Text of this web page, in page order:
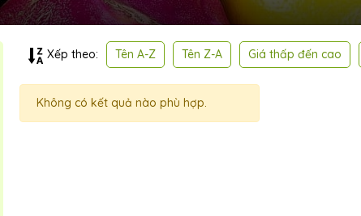
Xếp theo: Tên A-Z Tên Z-A Giá thấp đến cao
Không có kết quả nào phù hợp.